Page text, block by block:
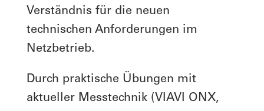
Verständnis für die neuen
technischen Anforderungen im
Netzbetrieb.
Durch praktische Übungen mit
aktueller Messtechnik (VIAVI ONX,